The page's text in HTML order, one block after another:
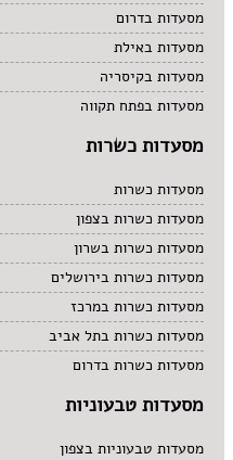
מסעדות בדרום
מסעדות באילת
מסעדות בקיסריה
מסעדות בפתח תקווה
מסעדות כשרות
מסעדות כשרות
מסעדות כשרות בצפון
מסעדות כשרות בשרון
מסעדות כשרות בירושלים
מסעדות כשרות במרכז
מסעדות כשרות בתל אביב
מסעדות כשרות בדרום
מסעדות טבעוניות
מסעדות טבעוניות בצפון